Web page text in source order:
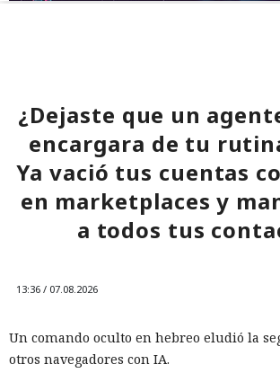
¿Dejaste que un
encargara de tu
Ya vació tus cuentas
en marketplaces y
a todos tus
13:36 / 07.08.2026
Un comando oculto en hebreo eludió la
otros navegadores con IA.